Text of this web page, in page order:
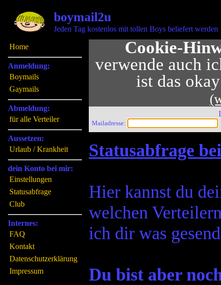
boymail2u
Jeden Tag kostenlos mit tollen Boys beliefert werden
Home
Anmeldung:
Boymails
Gaymails
Abmeldung:
für alle Verteiler
Aussetzen:
Urlaub / Krankheit
dein Konto bei mir:
Einstellungen
Statusabfrage
Club
Internes:
FAQ
Kontakt
Datenschutzerklärung
Impressum
Cookie-
verwende auch
ist das
Mailadresse:
Statusabfrage
Hier kannst du
welchen
ich dir was
Du bist aber